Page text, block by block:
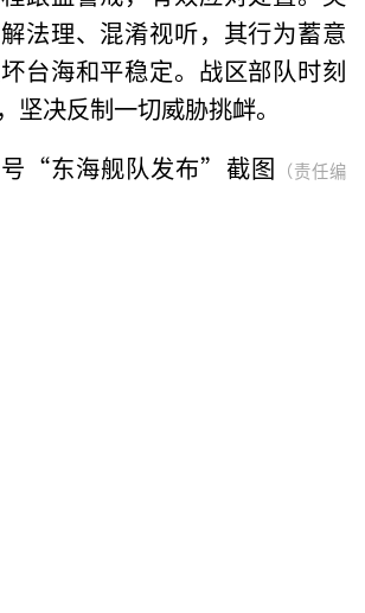
法理、混淆视听，其行为蓄意
台海和平稳定。战区部队时刻
坚决反制一切威胁挑衅。
“东海舰队发布”截图 （责任编